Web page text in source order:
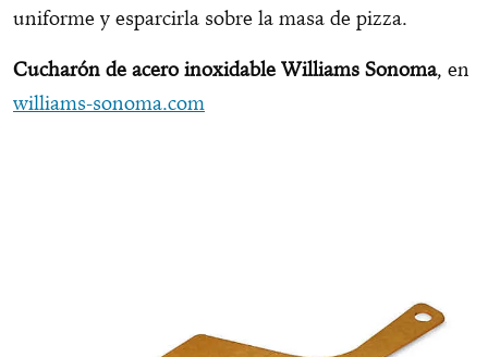
uniforme y esparcirla sobre la masa de pizza.
Cucharón de acero inoxidable Williams Sonoma, en
williams-sonoma.com